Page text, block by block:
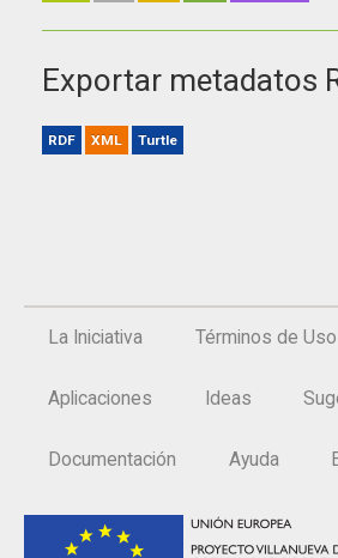
Exportar metadatos
RDF XML Turtle
La Iniciativa Términos de Uso
Aplicaciones Ideas
Documentación Ayuda